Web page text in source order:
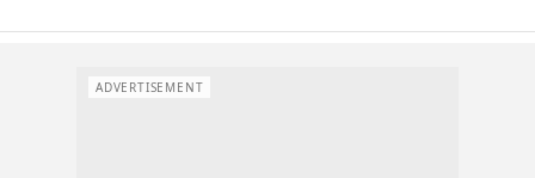
ADVERTISEMENT